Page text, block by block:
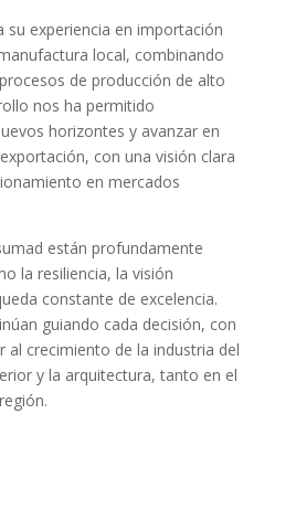
su experiencia en importación
local, combinando
de producción de alto
nos ha permitido
horizontes y avanzar en
con una visión clara
en mercados
están profundamente
la resiliencia, la visión
constante de excelencia.
guiando cada decisión, con
al crecimiento de la industria del
y la arquitectura, tanto en el